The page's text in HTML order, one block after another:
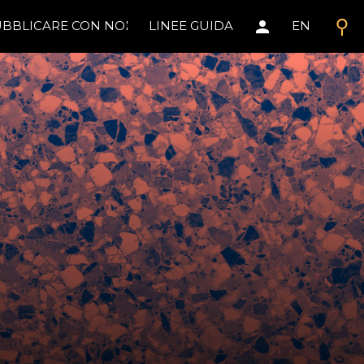
search
CON NOI LINEE GUIDA person EN